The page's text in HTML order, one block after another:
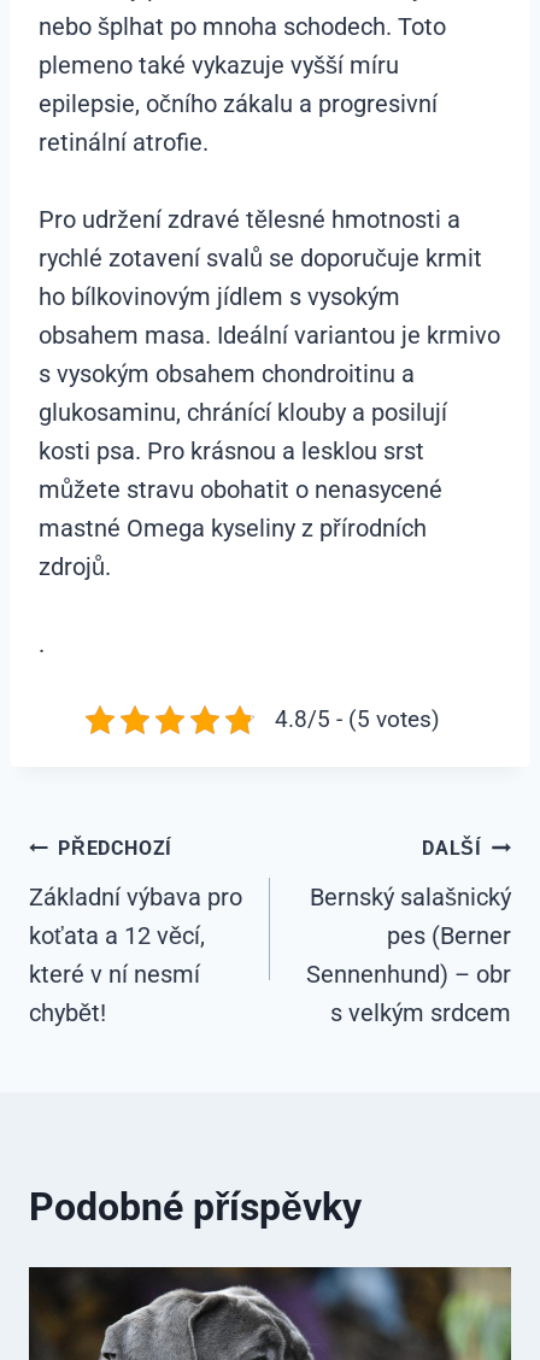
nebo šplhat po mnoha schodech. Toto
plemeno také vykazuje vyšší míru
epilepsie, očního zákalu a progresivní
retinální atrofie.
Pro udržení zdravé tělesné hmotnosti a
rychlé zotavení svalů se doporučuje krmit
ho bílkovinovým jídlem s vysokým
obsahem masa. Ideální variantou je krmivo
s vysokým obsahem chondroitinu a
glukosaminu, chránící klouby a posilují
kosti psa. Pro krásnou a lesklou srst
můžete stravu obohatit o nenasycené
mastné Omega kyseliny z přírodních
zdrojů.
.
4.8/5 - (5 votes)
Navigace
pro
příspěvek
PŘEDCHOZÍ
Základní výbava pro
koťata a 12 věcí,
které v ní nesmí
chybět!
DALŠÍ
Bernský salašnický
pes (Berner
Sennenhund) – obr
s velkým srdcem
Podobné příspěvky